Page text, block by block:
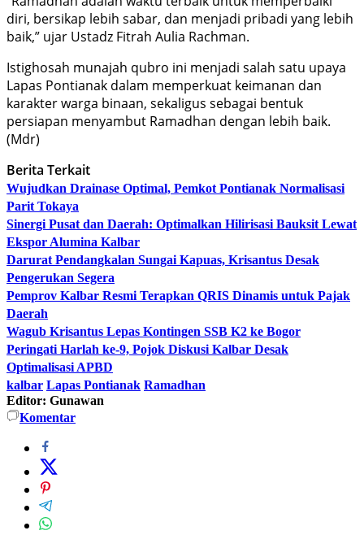
diri, bersikap lebih sabar, dan menjadi pribadi yang lebih
baik,” ujar Ustadz Fitrah Aulia Rachman.
Istighosah munajah qubro ini menjadi salah satu upaya
Lapas Pontianak dalam memperkuat keimanan dan
karakter warga binaan, sekaligus sebagai bentuk
persiapan menyambut Ramadhan dengan lebih baik.
(Mdr)
Berita Terkait
Wujudkan Drainase Optimal, Pemkot Pontianak Normalisasi
Parit Tokaya
Sinergi Pusat dan Daerah: Optimalkan Hilirisasi Bauksit Lewat
Ekspor Alumina Kalbar
Darurat Pendangkalan Sungai Kapuas, Krisantus Desak
Pengerukan Segera
Pemprov Kalbar Resmi Terapkan QRIS Dinamis untuk Pajak
Daerah
Wagub Krisantus Lepas Kontingen SSB K2 ke Bogor
Peringati Harlah ke-9, Pojok Diskusi Kalbar Desak
Optimalisasi APBD
kalbar Lapas Pontianak Ramadhan
Editor: Gunawan
Komentar